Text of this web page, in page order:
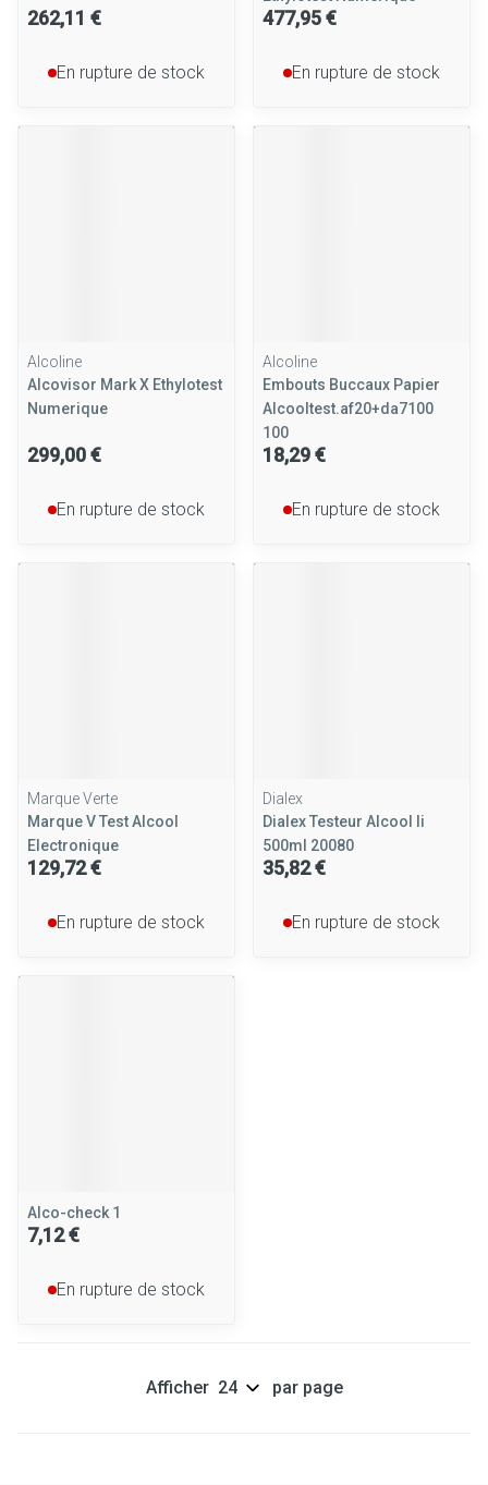
262,11 €
En rupture de stock
477,95 €
En rupture de stock
Alcoline
Alcovisor Mark X Ethylotest
Numerique
299,00 €
En rupture de stock
Alcoline
Embouts Buccaux Papier
Alcooltest.af20+da7100
100
18,29 €
En rupture de stock
Marque Verte
Marque V Test Alcool
Electronique
129,72 €
En rupture de stock
Dialex
Dialex Testeur Alcool Ii
500ml 20080
35,82 €
En rupture de stock
Alco-check 1
7,12 €
En rupture de stock
Afficher par page